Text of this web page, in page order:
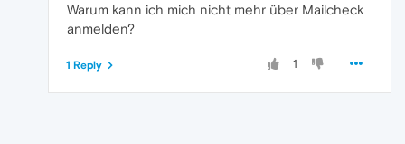
Warum kann ich mich nicht mehr über Mailcheck
anmelden?
1
1 Reply